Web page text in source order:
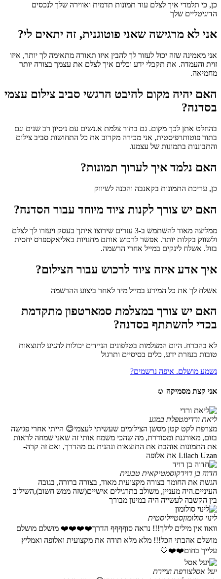
כן, כי תלמדי איך לצלם עוד תמונות תדמית ואווירה שלך לנכסים
הדיגיטליים שלך
אני לא מרגישה שאני פוטוגנית, זה יתאים לי?
אני מאמינה שזה יכול לעזור לך להבין איזו תאורה מתאימה לך יותר, איזו
זוית והעמדה. את תקבלי ידע וכלים איך לצלם את עצמך בצורה יותר
מחמיאה.
האם יהיה מקום להיבט הרגשי סביב צילום עצמי
בסדנה?
בהחלט אתן לכך מקום. גם בתור צלמת א.נשים עם ניסיון רב שנים וגם
בתור פוטותרפיסטית, אני מכירה מקרוב את כל התחושות סביב צילום
והתבוננות בתמונות של עצמנו.
האם נלמד איך לערוך תמונות?
כן, עריכת התמונות בקאנבה והכנה לשיווק
האם יש צורך לקנות ציוד מיוחד עבור הסדנה?
ממליצה מאוד להשתמש ב-3 עזרים שירוצו איתך בעסק ויעזרו לך לצלם
ולשווק בקלות יותר. אפשר לרכוש אותם מחנויות באליאקספרס יחסית
בזול. אשלח לינקים במייל אחרי הרשמה.
איך אדע איזה ציוד לרכוש עבור הצילום?
אשלח לך את כל המידע במייל מיד לאחר ביצוע ההרשמה
האם יש צורך במצלמת סמארטפון מתקדמת
בכדי להשתתף בסדנה?
לא בהכרח. היום המצלמות בטלפונים הניידים יכולות להגיע לתוצאות
טובות בעזרת ידע, כלים בסיסיים ותרגול
נשמע מושלם. איפה נרשמים?
אני קצת מסמיקה ☺️
ליאת ורדימטפלת במגע
מצרפת לקט קטן מסשן הצילומים שעשיתי לעצמי😊 הייתי אחרי פגישה
בזום, מאורגנת ומסודרת, מה שהכי משמח אותי זה שאני שמחה לראות
את התמונות אוהבת את התוצאות ונהנית גם מהדרך, ואם זה קרה-
Lilach Uzan את אלופה
חדוה בן דוידקוסמטיקאית טבעית
הגשת את החומר בצורה מקצועית מאוד, בצורה ברורה, בגובה
העיניים.היה מעניין, משולב בתרגילים אישיים(שזה ממש חשוב),השילוב
בין הקשבה לעשייה היה במינון מבורך
לינוי סולומוןסטייליסטית
וואוו אין מילים לילך!!! נראה סוףףףף הדרך❤️❤️❤️❤️ מושלם מושלם
מושלם אהבתי הכל!!! מלא מלא תודה את מקצועית ואלופה ואמליץ
עלייך בחום❤️❤️🤍
יעל אסלצורפת וציירת